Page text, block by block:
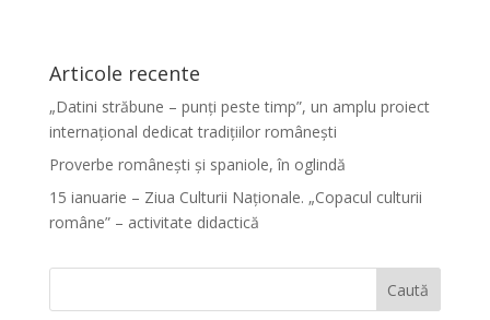
Articole recente
„Datini străbune – punți peste timp”, un amplu proiect
internațional dedicat tradițiilor românești
Proverbe românești și spaniole, în oglindă
15 ianuarie – Ziua Culturii Naționale. „Copacul culturii
române” – activitate didactică